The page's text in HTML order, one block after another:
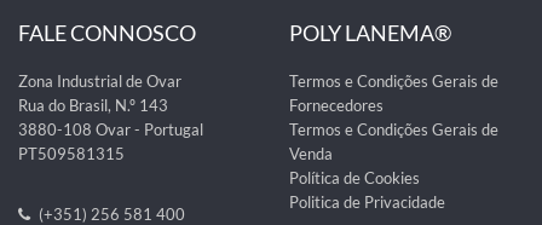
FALE CONNOSCO
Zona Industrial de Ovar
Rua do Brasil, N.º 143
3880-108 Ovar - Portugal
PT509581315
(+351) 256 581 400
POLY LANEMA®
Termos e Condições Gerais de
Fornecedores
Termos e Condições Gerais de
Venda
Política de Cookies
Politica de Privacidade